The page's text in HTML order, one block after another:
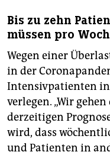
Bis zu zehn
müssen pro
Wegen einer
in der
Intensivpatienten
verlegen. „Wir
derzeitigen
wird, dass
und Patienten in